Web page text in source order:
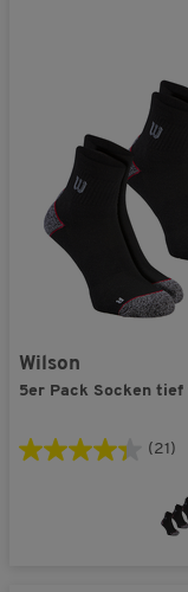
Wilson
5er Pack Socken
(21)